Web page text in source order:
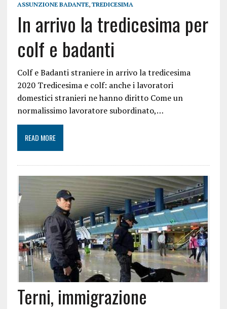
ASSUNZIONE BADANTE, TREDICESIMA
In arrivo la tredicesima per
colf e badanti
Colf e Badanti straniere in arrivo la tredicesima
2020 Tredicesima e colf: anche i lavoratori
domestici stranieri ne hanno diritto Come un
normalissimo lavoratore subordinato,…
READ MORE
Terni, immigrazione